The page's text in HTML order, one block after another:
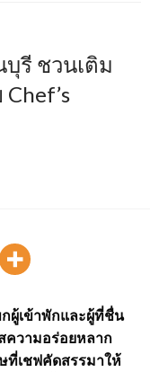
รี ชวนเติม
ผู้เข้าพักและผู้ที่ชื่น
ความอร่อยหลาก
ที่เชฟคัดสรรมาให้